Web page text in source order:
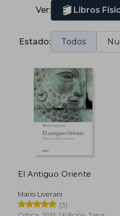
Ver: Libros
Estado: Todos
El Antiguo Oriente
Mario Liverani
(3)